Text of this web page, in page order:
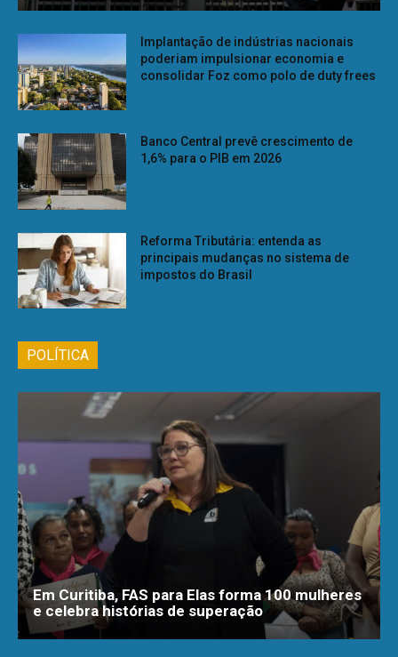
Implantação de indústrias nacionais
poderiam impulsionar economia e
consolidar Foz como polo de duty frees
Banco Central prevê crescimento de
1,6% para o PIB em 2026
Reforma Tributária: entenda as
principais mudanças no sistema de
impostos do Brasil
POLÍTICA
Em Curitiba, FAS para Elas forma 100 mulheres
e celebra histórias de superação